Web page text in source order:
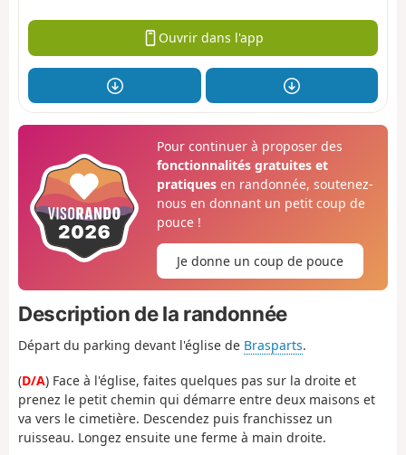
Ouvrir dans l'app
Pour continuer à proposer des
fonctionnalités gratuites et
pratiquesen randonnée, soutenez-
nous en donnant un petit coup de
pouce !
Je donne un coup de pouce
Description de la randonnée
Départ du parking devant l'église de Brasparts.
(D/A) Face à l'église, faites quelques pas sur la droite et
prenez le petit chemin qui démarre entre deux maisons et
va vers le cimetière. Descendez puis franchissez un
ruisseau. Longez ensuite une ferme à main droite.